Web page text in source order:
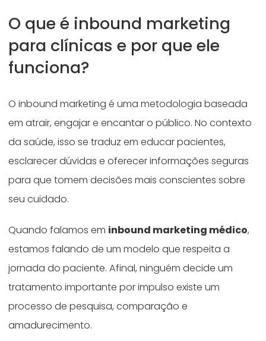
O que é inbound marketing
para clínicas e por que ele
funciona?
O inbound marketing é uma metodologia baseada
em atrair, engajar e encantar o público. No contexto
da saúde, isso se traduz em educar pacientes,
esclarecer dúvidas e oferecer informações seguras
para que tomem decisões mais conscientes sobre
seu cuidado.
Quando falamos em inbound marketing médico,
estamos falando de um modelo que respeita a
jornada do paciente. Afinal, ninguém decide um
tratamento importante por impulso existe um
processo de pesquisa, comparação e
amadurecimento.